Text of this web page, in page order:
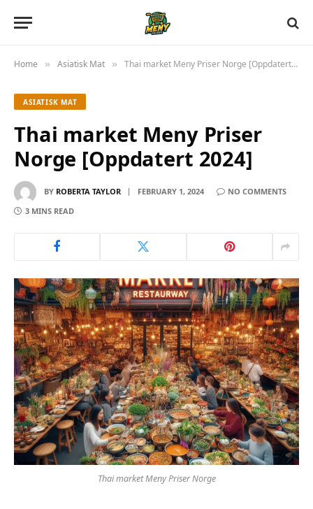
Home » Asiatisk Mat » Thai market Meny Priser Norge [Oppdatert 2024]
ASIATISK MAT
Thai market Meny Priser
Norge [Oppdatert 2024]
BY ROBERTA TAYLOR FEBRUARY 1, 2024
NO COMMENTS
3 MINS READ
Thai market Meny Priser Norge